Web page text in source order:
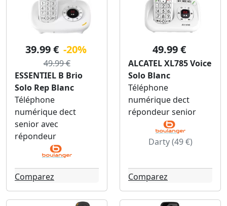
39.99 € -20%
49.99 €
ESSENTIEL B Brio
Solo Rep Blanc
Téléphone
numérique dect
senior avec
répondeur
Comparez
49.99 €
ALCATEL XL785 Voice
Solo Blanc
Téléphone
numérique dect
répondeur senior
Darty (49 €)
Comparez